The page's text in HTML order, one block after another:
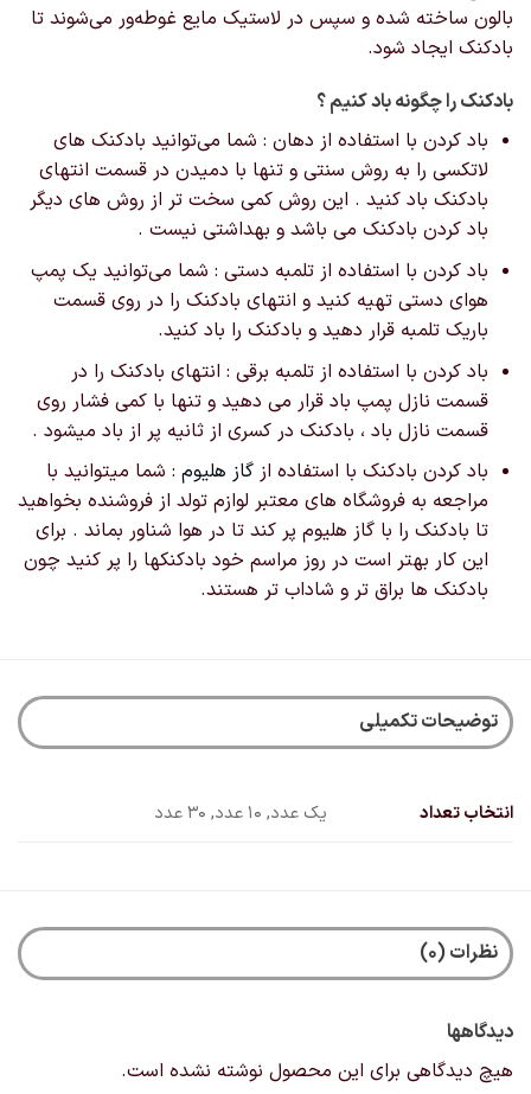
بالون ساخته شده و سپس در لاستیک مایع غوطه‌ور می‌شوند تا
بادکنک ایجاد شود.
بادکنک را چگونه باد کنیم ؟
باد کردن با استفاده از دهان : شما می‌توانید بادکنک های
لاتکسی را به روش سنتی و تنها با دمیدن در قسمت انتهای
بادکنک باد کنید . این روش کمی سخت تر از روش های دیگر
باد کردن بادکنک می باشد و بهداشتی نیست .
باد کردن با استفاده از تلمبه دستی : شما می‌توانید یک پمپ
هوای دستی تهیه کنید و انتهای بادکنک را در روی قسمت
باریک تلمبه قرار دهید و بادکنک را باد کنید.
باد کردن با استفاده از تلمبه برقی : انتهای بادکنک را در
قسمت نازل پمپ باد قرار می دهید و تنها با کمی فشار روی
قسمت نازل باد ، بادکنک در کسری از ثانیه پر از باد میشود .
باد کردن بادکنک با استفاده از گاز هلیوم: شما میتوانید با
مراجعه به فروشگاه های معتبر لوازم تولد از فروشنده بخواهید
تا بادکنک را با گاز هلیوم پر کند تا در هوا شناور بماند . برای
این کار بهتر است در روز مراسم خود بادکنکها را پر کنید چون
بادکنک ها براق تر و شاداب تر هستند.
توضیحات تکمیلی
انتخاب تعداد یک عدد, 10 عدد, 30 عدد
نظرات (0)
دیدگاهها
هیچ دیدگاهی برای این محصول نوشته نشده است.